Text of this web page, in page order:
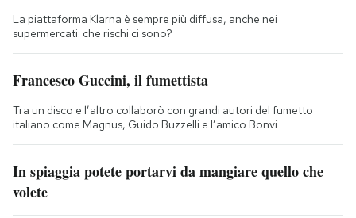
La piattaforma Klarna è sempre più diffusa, anche nei
supermercati: che rischi ci sono?
Francesco Guccini, il fumettista
Tra un disco e l’altro collaborò con grandi autori del fumetto
italiano come Magnus, Guido Buzzelli e l’amico Bonvi
In spiaggia potete portarvi da mangiare quello che
volete